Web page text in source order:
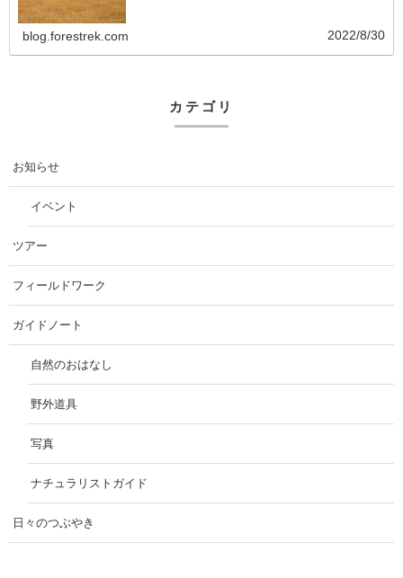
blog.forestrek.com 2022/8/30
カテゴリ
お知らせ
イベント
ツアー
フィールドワーク
ガイドノート
自然のおはなし
野外道具
写真
ナチュラリストガイド
日々のつぶやき